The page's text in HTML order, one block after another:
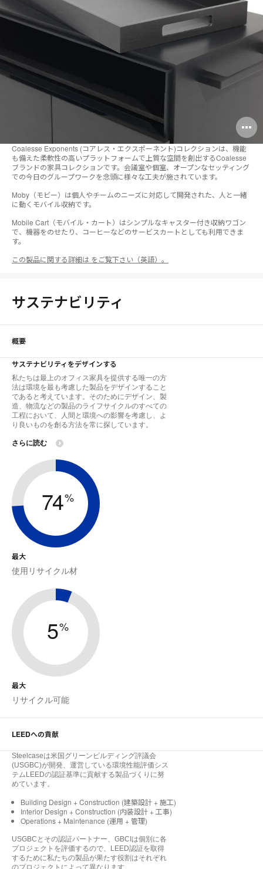
Coalesse Exponents (コアレス・エクスポーネント)コレクションは、機能
も備えた柔軟性の高いプラットフォームで上質な空間を創出するCoalesse
ブランドの家具コレクションです。会議室や個室、オープンなセッティング
での今日のグループワークを念頭に様々な工夫が施されています。
Moby（モビー）は個人やチームのニーズに対応して開発された、人と一緒
に動くモバイル収納です。
Mobile Cart（モバイル・カート）はシンプルなキャスター付き収納ワゴン
で、機器をのせたり、コーヒーなどのサービスカートとしても利用できま
す。
この製品に関する詳細は をご覧下さい（英語）。
サステナビリティ
概要
サステナビリティをデザインする
私たちは最上のオフィス家具を提供する唯一の方
法は環境を最も考慮した製品をデザインすること
であると考えています。そのためにデザイン、製
造、物流などの製品のライフサイクルのすべての
工程において、人間と環境への影響を考慮し、よ
り良いものを創る方法を常に探しています。
さらに読む
74%
最大
使用リサイクル材
5%
最大
リサイクル可能
LEEDへの貢献
Steelcaseは米国グリーンビルディング評議会
(USGBC)が開発、運営している環境性能評価シス
テムLEEDの認証基準に貢献する製品づくりに努
めています。
Building Design + Construction (建築設計 + 施工)
Interior Design + Construction (内装設計 + 工事)
Operations + Maintenance (運用 + 管理)
USGBCとその認証パートナー、GBCIは個別に各
プロジェクトを評価するので、LEED認証を取得
するために私たちの製品が果たす役割はそれぞれ